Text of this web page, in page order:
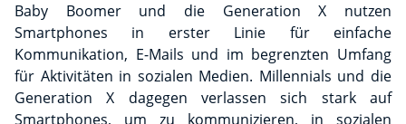
Baby Boomer und die Generation X nutzen
Smartphones in erster Linie für einfache
Kommunikation, E-Mails und im begrenzten Umfang
für Aktivitäten in sozialen Medien. Millennials und die
Generation X dagegen verlassen sich stark auf
Smartphones, um zu kommunizieren, in sozialen